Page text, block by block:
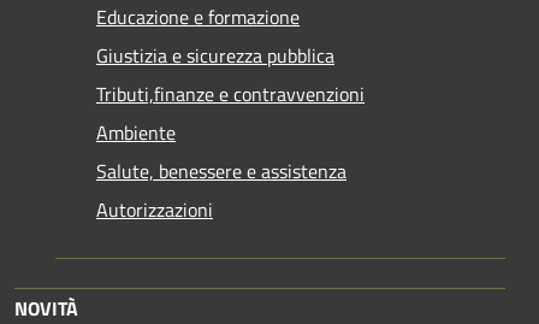
Educazione e formazione
Giustizia e sicurezza pubblica
Tributi,finanze e contravvenzioni
Ambiente
Salute, benessere e assistenza
Autorizzazioni
NOVITÀ